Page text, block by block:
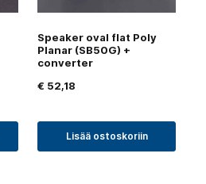
Speaker oval flat Poly
Planar (SB50G) +
converter
€ 52,18
Lisää ostoskoriin